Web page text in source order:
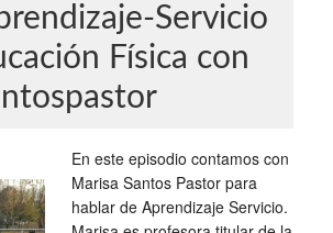
Servicio
Física con
En este episodio contamos con
Marisa Santos Pastor para
hablar de Aprendizaje Servicio.